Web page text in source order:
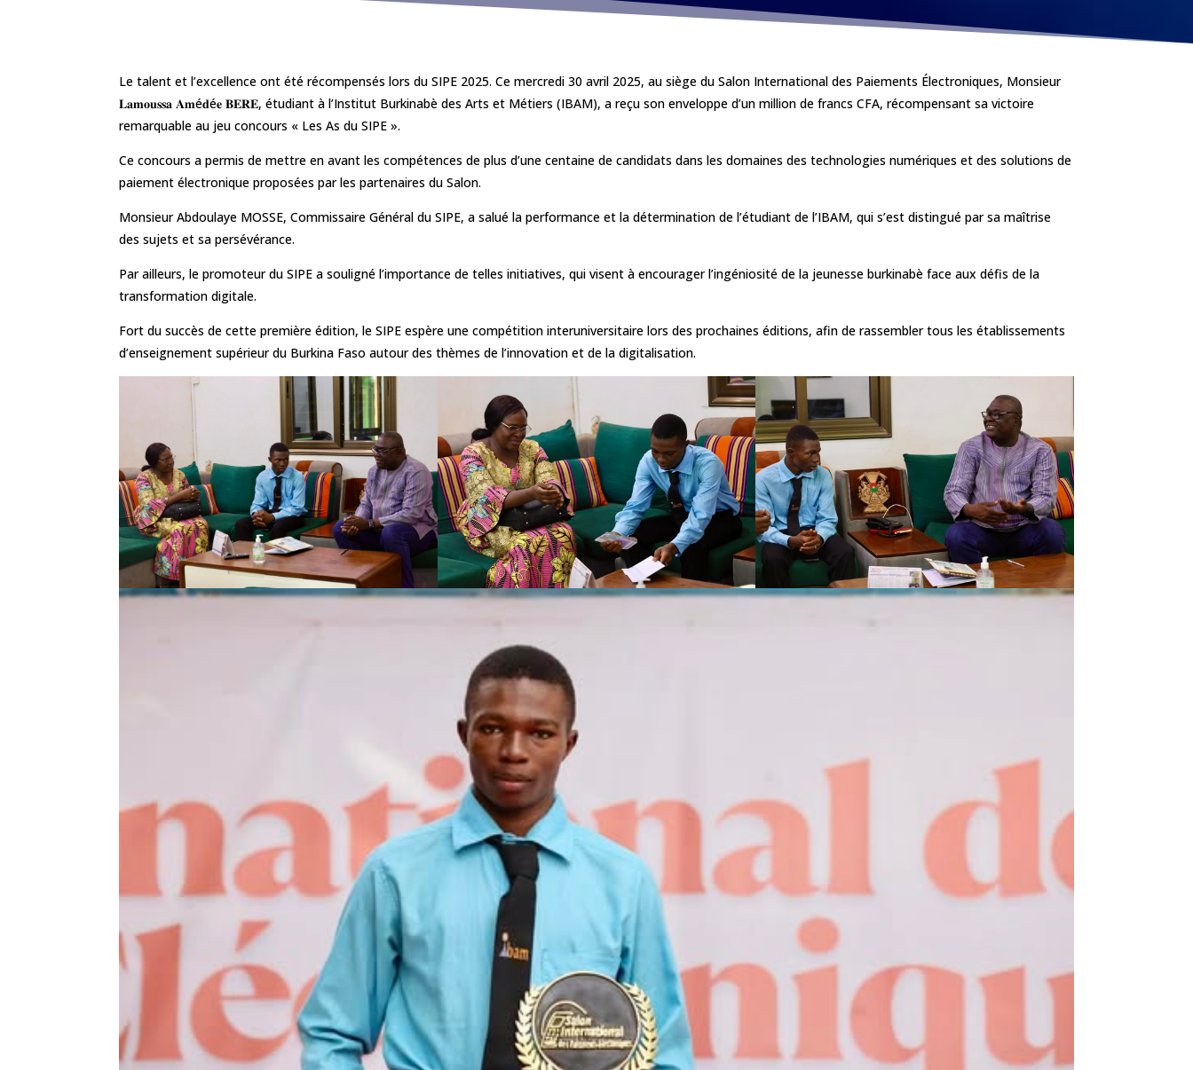
Le talent et l’excellence ont été récompensés lors du SIPE 2025. Ce mercredi 30 avril 2025, au siège du Salon International des Paiements Électroniques, Monsieur
𝐋𝐚𝐦𝐨𝐮𝐬𝐬𝐚 𝐀𝐦é𝐝é𝐞 𝐁𝐄𝐑𝐄, étudiant à l’Institut Burkinabè des Arts et Métiers (IBAM), a reçu son enveloppe d’un million de francs CFA, récompensant sa victoire
remarquable au jeu concours « Les As du SIPE ».
Ce concours a permis de mettre en avant les compétences de plus d’une centaine de candidats dans les domaines des technologies numériques et des solutions de
paiement électronique proposées par les partenaires du Salon.
Monsieur Abdoulaye MOSSE, Commissaire Général du SIPE, a salué la performance et la détermination de l’étudiant de l’IBAM, qui s’est distingué par sa maîtrise
des sujets et sa persévérance.
Par ailleurs, le promoteur du SIPE a souligné l’importance de telles initiatives, qui visent à encourager l’ingéniosité de la jeunesse burkinabè face aux défis de la
transformation digitale.
Fort du succès de cette première édition, le SIPE espère une compétition interuniversitaire lors des prochaines éditions, afin de rassembler tous les établissements
d’enseignement supérieur du Burkina Faso autour des thèmes de l’innovation et de la digitalisation.